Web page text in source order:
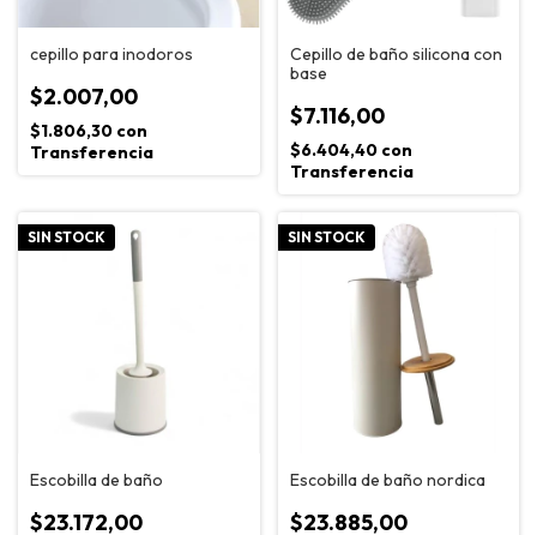
cepillo para inodoros
$2.007,00
$1.806,30 con
Transferencia
Cepillo de baño silicona con
base
$7.116,00
$6.404,40 con
Transferencia
SIN STOCK
Escobilla de baño
$23.172,00
SIN STOCK
Escobilla de baño nordica
$23.885,00